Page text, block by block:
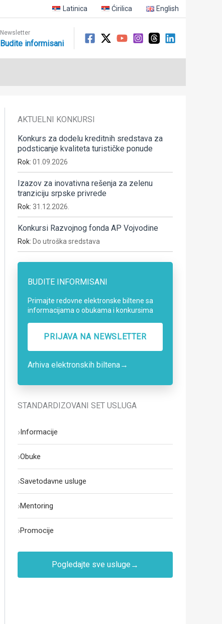
Latinica Ćirilica English
Newsletter
Budite informisani
AKTUELNI KONKURSI
Konkurs za dodelu kreditnih sredstava za
podsticanje kvaliteta turističke ponude
Rok: 01.09.2026
Izazov za inovativna rešenja za zelenu
tranziciju srpske privrede
Rok: 31.12.2026.
Konkursi Razvojnog fonda AP Vojvodine
Rok: Do utroška sredstava
BUDITE INFORMISANI
Primajte redovne elektronske biltene sa
informacijama o obukama i konkursima
PRIJAVA NA NEWSLETTER
Arhiva elektronskih biltena→
STANDARDIZOVANI SET USLUGA
›Informacije
›Obuke
›Savetodavne usluge
›Mentoring
›Promocije
Pogledajte sve usluge →